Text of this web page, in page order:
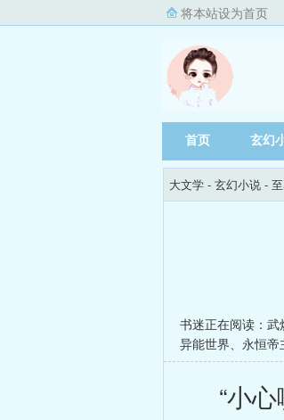
将本站设为首页
首页 玄幻
大文学 - 玄幻小说 -
书迷正在阅读： 武
异能世界、 永恒帝
“小心